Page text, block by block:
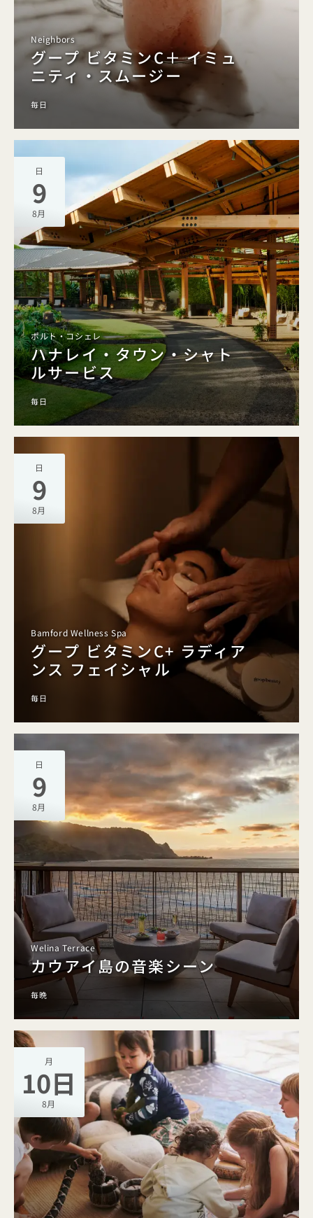
Neighbors
グープ ビタミンC＋ イミュ
ニティ・スムージー
毎日
日
9
8月
ポルト・コシェレ
ハナレイ・タウン・シャト
ルサービス
毎日
日
9
8月
Bamford Wellness Spa
グープ ビタミンC+ ラディア
ンス フェイシャル
毎日
日
9
8月
Welina Terrace
カウアイ島の音楽シーン
毎晩
月
10日
8月